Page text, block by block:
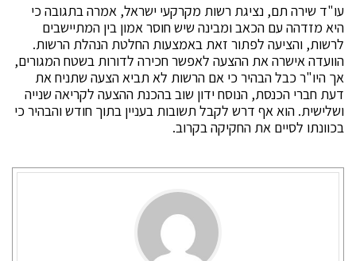
עו"ד שירה תם, נציגת רשות מקרקעי ישראל, אמרה בתגובה כי
היא מזדהה עם הכאב ומבינה שיש חוסר אמון בין המתיישבים
לרשות, והציעה לפתור זאת באמצעות החלטת הנהלת הרשות.
הוועדה אישרה את ההצעה לאפשר חכירה לדורות בשטח המגורים,
אך היו"ר כבל הבהיר כי אם הרשות לא תביא הצעה שתניח את
דעת חברי הכנסת, הנוסח ידון שוב בהכנת ההצעה לקריאה שנייה
ושלישית. הוא אף דרש לקבל תשובות בעניין בתוך חודש והבהיר כי
בכוונתו לסיים את החקיקה בקרוב.